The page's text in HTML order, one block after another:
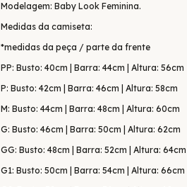
Modelagem: Baby Look Feminina.
Medidas da camiseta:
*medidas da peça / parte da frente
PP: Busto: 40cm | Barra: 44cm | Altura: 56cm
P: Busto: 42cm | Barra: 46cm | Altura: 58cm
M: Busto: 44cm | Barra: 48cm | Altura: 60cm
G: Busto: 46cm | Barra: 50cm | Altura: 62cm
GG: Busto: 48cm | Barra: 52cm | Altura: 64cm
G1: Busto: 50cm | Barra: 54cm | Altura: 66cm